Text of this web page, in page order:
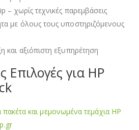
– χωρίς τεχνικές παρεμβάσεις
με όλους τους υποστηριζόμενους
και αξιόπιστη εξυπηρέτηση
Επιλογές για HP
πακέτα και μεμονωμένα τεμάχια HP